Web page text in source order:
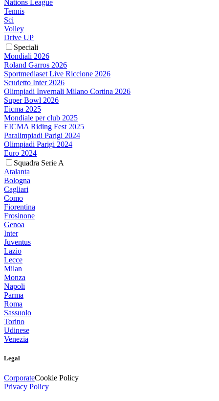
Nations League
Tennis
Sci
Volley
Drive UP
Speciali
Mondiali 2026
Roland Garros 2026
Sportmediaset Live Riccione 2026
Scudetto Inter 2026
Olimpiadi Invernali Milano Cortina 2026
Super Bowl 2026
Eicma 2025
Mondiale per club 2025
EICMA Riding Fest 2025
Paralimpiadi Parigi 2024
Olimpiadi Parigi 2024
Euro 2024
Squadra Serie A
Atalanta
Bologna
Cagliari
Como
Fiorentina
Frosinone
Genoa
Inter
Juventus
Lazio
Lecce
Milan
Monza
Napoli
Parma
Roma
Sassuolo
Torino
Udinese
Venezia
Legal
CorporateCookie Policy
Privacy Policy